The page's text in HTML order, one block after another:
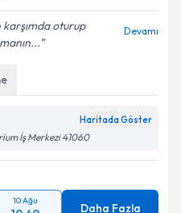
oturup
Devamı
Haritada Göster
İş Merkezi 41060
10 Ağu
Daha Fazla